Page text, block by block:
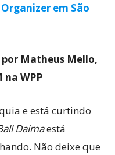
em São
por Matheus Mello,
na WPP
e está curtindo
Daimaestá
Não deixe que